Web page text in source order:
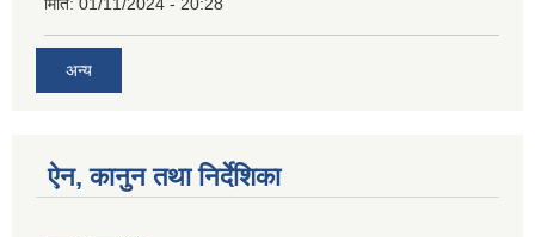
अन्य
ऐन, कानुन तथा निर्देशिका